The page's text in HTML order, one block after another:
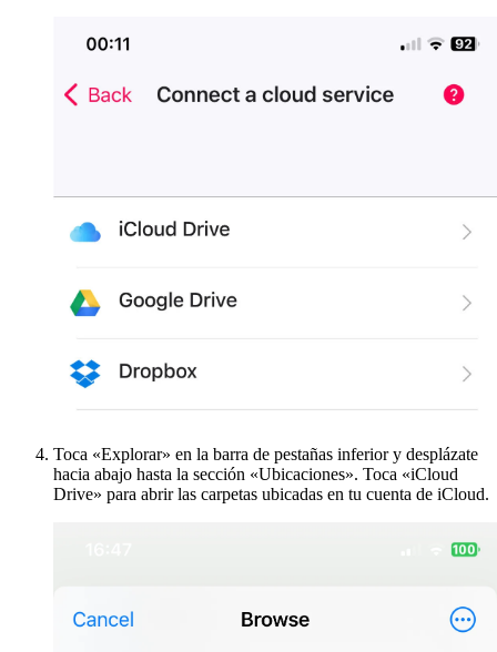
Toca «Explorar» en la barra de pestañas inferior y desplázate
hacia abajo hasta la sección «Ubicaciones». Toca «iCloud
Drive» para abrir las carpetas ubicadas en tu cuenta de iCloud.